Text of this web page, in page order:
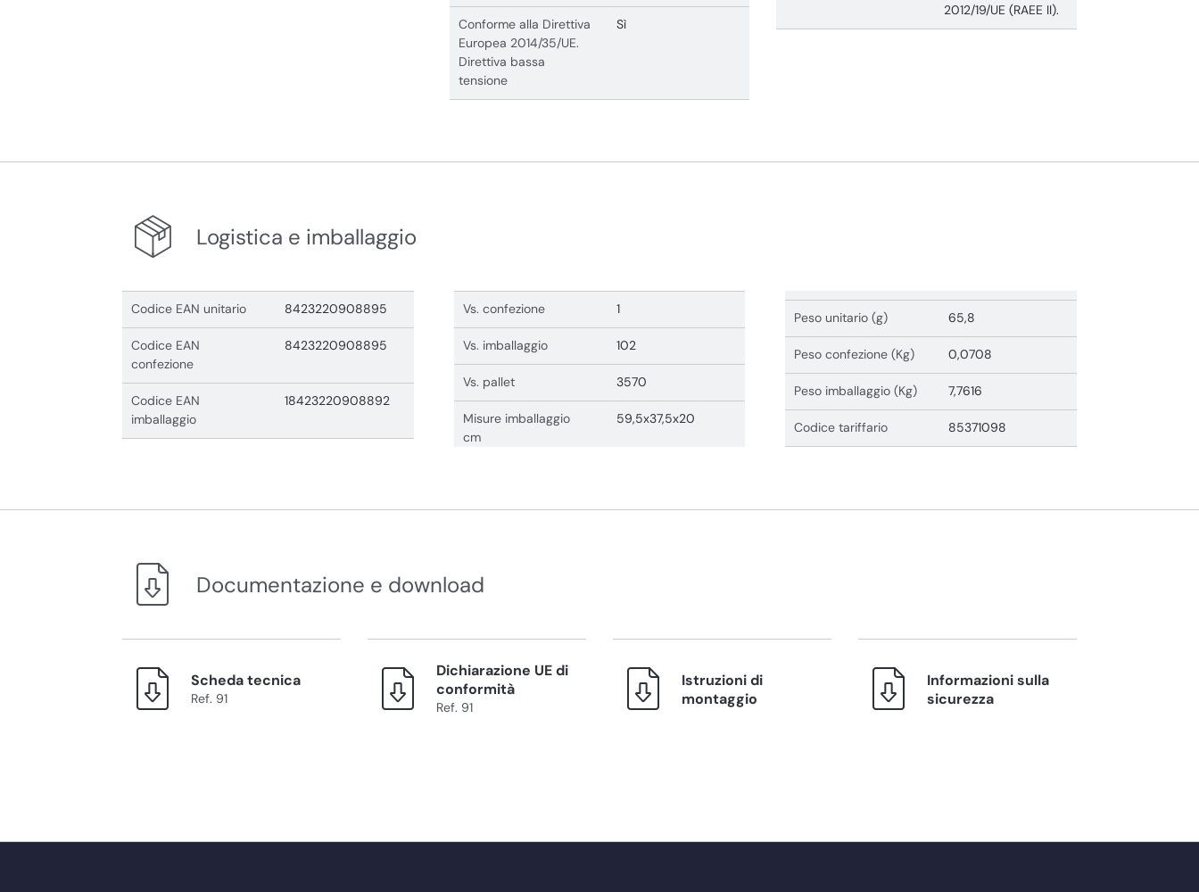
Conforme alla Direttiva
Europea 2014/35/UE.
Direttiva bassa
tensione
Sì
2012/19/UE (RAEE II).
Logistica e imballaggio
Codice EAN unitario 8423220908895
Codice EAN
confezione
8423220908895
Codice EAN
imballaggio
18423220908892
Vs. confezione 1
Vs. imballaggio 102
Vs. pallet 3570
Misure imballaggio
cm
59,5x37,5x20
Peso unitario (g) 65,8
Peso confezione (Kg) 0,0708
Peso imballaggio (Kg) 7,7616
Codice tariffario 85371098
Documentazione e download
Scheda tecnica
Ref. 91
Dichiarazione UE di
conformità
Ref. 91
Istruzioni di
montaggio
Informazioni sulla
sicurezza